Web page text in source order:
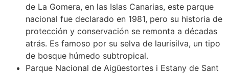
de La Gomera, en las Islas Canarias, este parque
nacional fue declarado en 1981, pero su historia de
protección y conservación se remonta a décadas
atrás. Es famoso por su selva de laurisilva, un tipo
de bosque húmedo subtropical.
Parque Nacional de Aigüestortes i Estany de Sant